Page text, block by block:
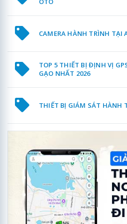
CAMERA HÀNH TRÌNH TẠI
TOP 5 THIẾT BỊ ĐỊNH VỊ
GẠO NHẤT 2026
THIẾT BỊ GIÁM SÁT HÀNH